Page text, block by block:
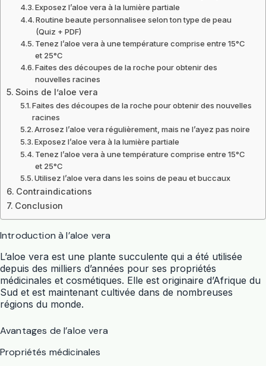
Exposez l’aloe vera à la lumière partiale
Routine beaute personnalisee selon ton type de peau
(Quiz + PDF)
Tenez l’aloe vera à une température comprise entre 15°C
et 25°C
Faites des découpes de la roche pour obtenir des
nouvelles racines
Soins de l’aloe vera
Faites des découpes de la roche pour obtenir des nouvelles
racines
Arrosez l’aloe vera régulièrement, mais ne l’ayez pas noire
Exposez l’aloe vera à la lumière partiale
Tenez l’aloe vera à une température comprise entre 15°C
et 25°C
Utilisez l’aloe vera dans les soins de peau et buccaux
Contraindications
Conclusion
Introduction à l’aloe vera
L’aloe vera est une plante succulente qui a été utilisée
depuis des milliers d’années pour ses propriétés
médicinales et cosmétiques. Elle est originaire d’Afrique du
Sud et est maintenant cultivée dans de nombreuses
régions du monde.
Avantages de l’aloe vera
Propriétés médicinales